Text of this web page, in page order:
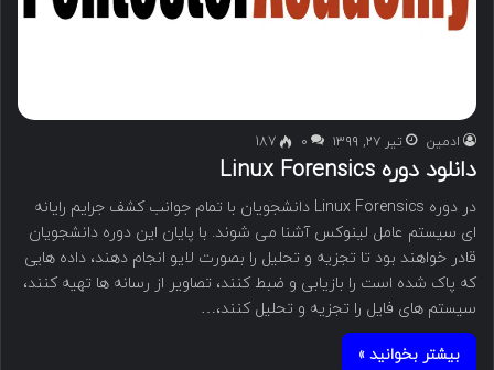
ادمین تیر ۲۷, ۱۳۹۹ ۰ 187
دانلود دوره Linux Forensics
در دوره Linux Forensics دانشجویان با تمام جوانب کشف جرایم رایانه
ای سیستم عامل لینوکس آشنا می شوند. با پایان این دوره دانشجویان
قادر خواهند بود تا تجزیه و تحلیل را بصورت لایو انجام دهند، داده هایی
که پاک شده است را بازیابی و ضبط کنند، تصاویر از رسانه ها تهیه کنند،
سیستم های فایل را تجزیه و تحلیل کنند،…
بیشتر بخوانید »